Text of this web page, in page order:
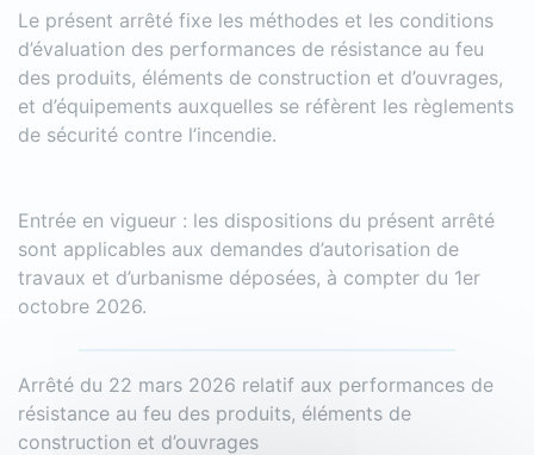
Le présent arrêté fixe les méthodes et les conditions
d’évaluation des performances de résistance au feu
des produits, éléments de construction et d’ouvrages,
et d’équipements auxquelles se réfèrent les règlements
de sécurité contre l’incendie.
Entrée en vigueur : les dispositions du présent arrêté
sont applicables aux demandes d’autorisation de
travaux et d’urbanisme déposées, à compter du 1er
octobre 2026.
Arrêté du 22 mars 2026 relatif aux performances de
résistance au feu des produits, éléments de
construction et d’ouvrages